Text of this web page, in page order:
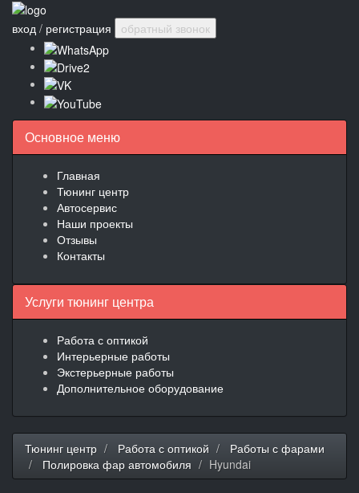
вход / регистрация обратный звонок
Основное меню
Главная
Тюнинг центр
Автосервис
Наши проекты
Отзывы
Контакты
Услуги тюнинг центра
Работа с оптикой
Интерьерные работы
Экстерьерные работы
Дополнительное оборудование
Тюнинг центр Работа с оптикой
Работы с фарами
Полировка фар автомобиля
Hyundai